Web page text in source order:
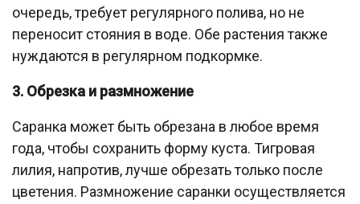
очередь, требует регулярного полива, но не
переносит стояния в воде. Обе растения также
нуждаются в регулярном подкормке.
3. Обрезка и размножение
Саранка может быть обрезана в любое время
года, чтобы сохранить форму куста. Тигровая
лилия, напротив, лучше обрезать только после
цветения. Размножение саранки осуществляется